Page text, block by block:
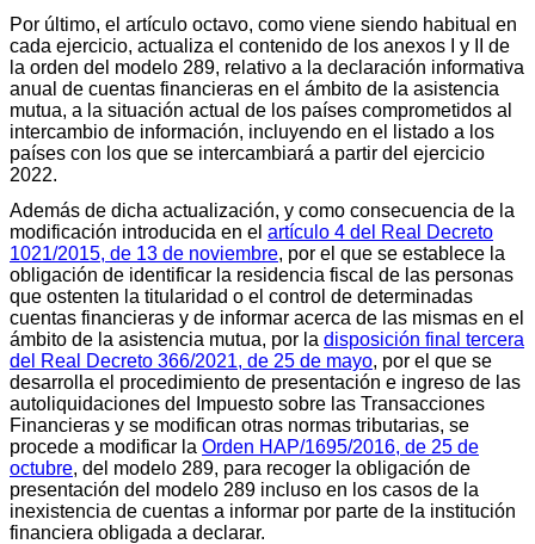
Por último, el artículo octavo, como viene siendo habitual en
cada ejercicio, actualiza el contenido de los anexos I y II de
la orden del modelo 289, relativo a la declaración informativa
anual de cuentas financieras en el ámbito de la asistencia
mutua, a la situación actual de los países comprometidos al
intercambio de información, incluyendo en el listado a los
países con los que se intercambiará a partir del ejercicio
2022.
Además de dicha actualización, y como consecuencia de la
modificación introducida en el artículo 4 del Real Decreto
1021/2015, de 13 de noviembre, por el que se establece la
obligación de identificar la residencia fiscal de las personas
que ostenten la titularidad o el control de determinadas
cuentas financieras y de informar acerca de las mismas en el
ámbito de la asistencia mutua, por la disposición final tercera
del Real Decreto 366/2021, de 25 de mayo, por el que se
desarrolla el procedimiento de presentación e ingreso de las
autoliquidaciones del Impuesto sobre las Transacciones
Financieras y se modifican otras normas tributarias, se
procede a modificar la Orden HAP/1695/2016, de 25 de
octubre, del modelo 289, para recoger la obligación de
presentación del modelo 289 incluso en los casos de la
inexistencia de cuentas a informar por parte de la institución
financiera obligada a declarar.